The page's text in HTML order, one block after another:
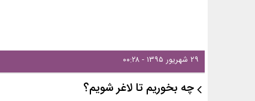
۲۹ شهریور ۱۳۹۵ - ۰۰:۲۸
چه بخوریم تا لاغر شویم؟